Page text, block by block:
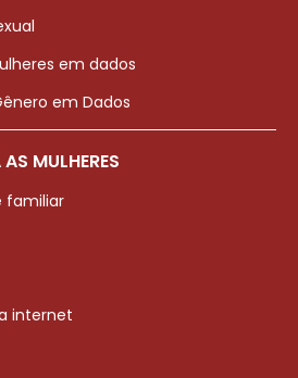
em dados
em Dados
MULHERES
familiar
internet